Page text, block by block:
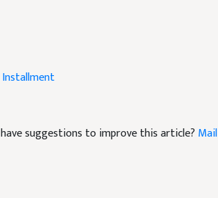
suggestions to improve this article? Mail